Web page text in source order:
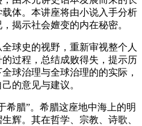
体。本讲座将由小说入手分析
揭示社会嬗变的内在秘密。
球史的视野，重新审视整个人
过程，总结成败得失，提示历
球治理与全球治理的的实际，
的意见与建议。
希腊”。希腊这座地中海上的明
辉。其在哲学、宗教、诗歌、